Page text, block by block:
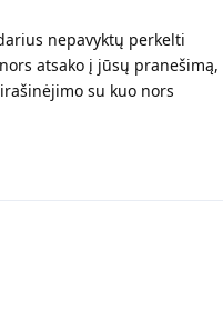
nepavyktų perkelti
atsako į jūsų pranešimą,
su kuo nors